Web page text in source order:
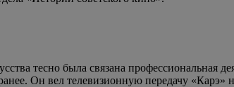
тесно была связана профессиональная
Он вел телевизионную передачу «Карэ»